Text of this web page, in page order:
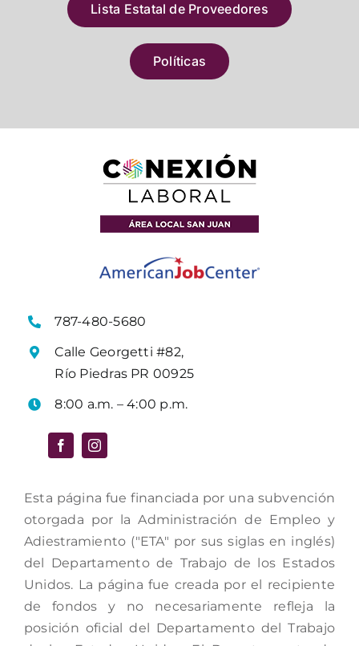
Lista Estatal de Proveedores
Políticas
787-480-5680
Calle Georgetti #82,
Río Piedras PR 00925
8:00 a.m. – 4:00 p.m.
Esta página fue financiada por una subvención
otorgada por la Administración de Empleo y
Adiestramiento ("ETA" por sus siglas en inglés)
del Departamento de Trabajo de los Estados
Unidos. La página fue creada por el recipiente
de fondos y no necesariamente refleja la
posición oficial del Departamento del Trabajo